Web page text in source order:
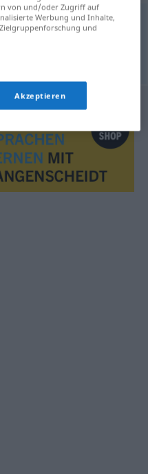
von und/oder Zugriff auf
Werbung und Inhalte,
und
Akzeptieren